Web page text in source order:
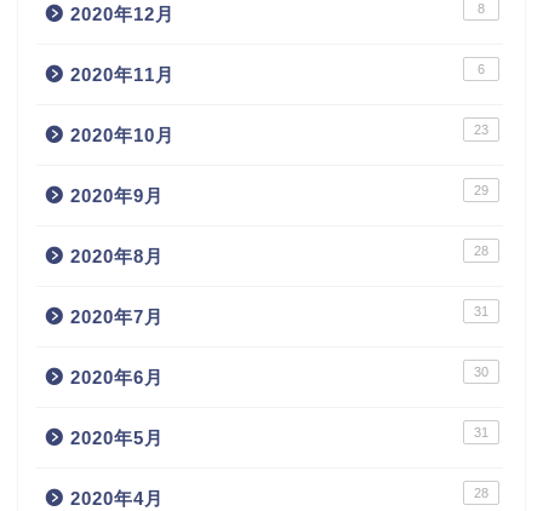
2020年12月 8
2020年11月 6
2020年10月 23
2020年9月 29
2020年8月 28
2020年7月 31
2020年6月 30
2020年5月 31
2020年4月 28